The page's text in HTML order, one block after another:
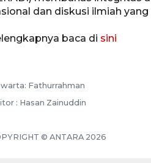
dan diskusi ilmiah
baca di sini
Fathurrahman
: Hasan Zainuddin
© ANTARA 2026